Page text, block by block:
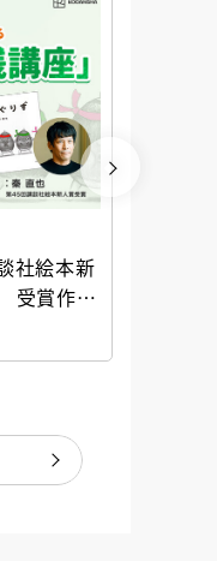
社絵本新
受賞作家
作実践